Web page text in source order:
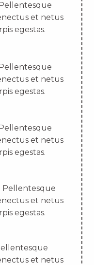
et netus
egestas.
et netus
egestas.
et netus
egestas.
. Pellentesque
et netus
egestas.
et netus